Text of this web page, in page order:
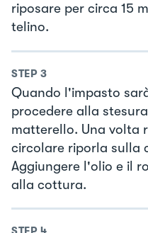
riposare per circa 15
telino.
STEP 3
Quando l'impasto
procedere alla
matterello. Una volta
circolare riporla sulla
Aggiungere l'olio e il
alla cottura.